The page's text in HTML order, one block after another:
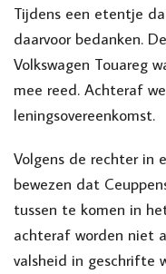
Tijdens een etentje
daarvoor bedanken.
Volkswagen Touareg
mee reed. Achteraf
leningsovereenkomst.
Volgens de rechter in
bewezen dat
tussen te komen in
achteraf worden niet
valsheid in geschrifte